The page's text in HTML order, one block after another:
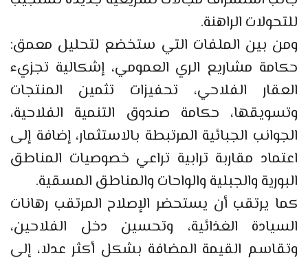
للتحولات الراهنة.
ومن بين الملفات التي ستخضع لتحليل معمق:
حكامة مشاريع الري العمومي، إشكالية تجزيء
العقار الفلاحي، تحفيزات تثمين المنتجات
وتسويقها، حكامة صندوق التنمية الفلاحية،
الجوانب الجبائية المرتبطة بالاستثمار، إضافة إلى
اعتماد مقاربة ترابية تراعي خصوصيات المناطق
البورية والجبلية والواحات والمناطق المسقية.
كما يرتقب أن يستحضر الإصلاح المرتقب رهانات
السيادة الغذائية، وتحسين دخل الفلاحين،
وتقاسم القيمة المضافة بشكل أكثر عدلا، إلى